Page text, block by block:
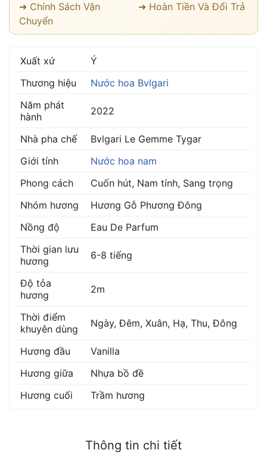
➜ Chính Sách Vận
Chuyển
➜ Hoàn Tiền Và Đổi Trả
Xuất xứ
Ý
Thương hiệu
Nước hoa Bvlgari
Năm phát
hành
2022
Nhà pha chế
Bvlgari Le Gemme Tygar
Giới tính
Nước hoa nam
Phong cách
Cuốn hút, Nam tính, Sang trọng
Nhóm hương
Hương Gỗ Phương Đông
Nồng độ
Eau De Parfum
Thời gian lưu
hương
6-8 tiếng
Độ tỏa
hương
2m
Thời điểm
khuyên dùng
Ngày, Đêm, Xuân, Hạ, Thu, Đông
Hương đầu
Vanilla
Hương giữa
Nhựa bồ đề
Hương cuối
Trầm hương
Thông tin chi tiết